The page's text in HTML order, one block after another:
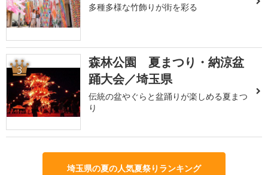
多種多様な竹飾りが街を彩る
3
森林公園 夏まつり・納涼盆
踊大会／埼玉県
伝統の盆やぐらと盆踊りが楽しめる夏まつ
り
埼玉県の夏の人気夏祭りランキング